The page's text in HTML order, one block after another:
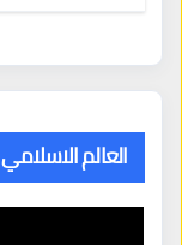
العالم الاسلامي